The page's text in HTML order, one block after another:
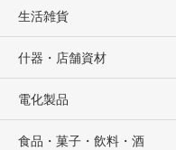
生活雑貨
什器・店舗資材
電化製品
食品・菓子・飲料・酒